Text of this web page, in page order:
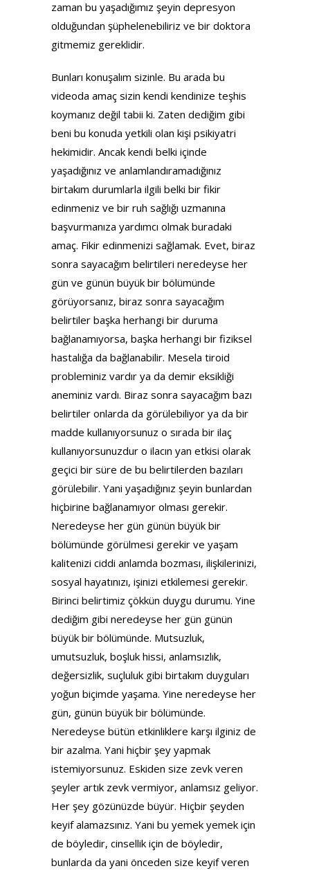
zaman bu yaşadığımız şeyin depresyon
olduğundan şüphelenebiliriz ve bir doktora
gitmemiz gereklidir.
Bunları konuşalım sizinle. Bu arada bu
videoda amaç sizin kendi kendinize teşhis
koymanız değil tabii ki. Zaten dediğim gibi
beni bu konuda yetkili olan kişi psikiyatri
hekimidir. Ancak kendi belki içinde
yaşadığınız ve anlamlandıramadığınız
birtakım durumlarla ilgili belki bir fikir
edinmeniz ve bir ruh sağlığı uzmanına
başvurmanıza yardımcı olmak buradaki
amaç. Fikir edinmenizi sağlamak. Evet, biraz
sonra sayacağım belirtileri neredeyse her
gün ve günün büyük bir bölümünde
görüyorsanız, biraz sonra sayacağım
belirtiler başka herhangi bir duruma
bağlanamıyorsa, başka herhangi bir fiziksel
hastalığa da bağlanabilir. Mesela tiroid
probleminiz vardır ya da demir eksikliği
aneminiz vardı. Biraz sonra sayacağım bazı
belirtiler onlarda da görülebiliyor ya da bir
madde kullanıyorsunuz o sırada bir ilaç
kullanıyorsunuzdur o ilacın yan etkisi olarak
geçici bir süre de bu belirtilerden bazıları
görülebilir. Yani yaşadığınız şeyin bunlardan
hiçbirine bağlanamıyor olması gerekir.
Neredeyse her gün günün büyük bir
bölümünde görülmesi gerekir ve yaşam
kalitenizi ciddi anlamda bozması, ilişkilerinizi,
sosyal hayatınızı, işinizi etkilemesi gerekir.
Birinci belirtimiz çökkün duygu durumu. Yine
dediğim gibi neredeyse her gün günün
büyük bir bölümünde. Mutsuzluk,
umutsuzluk, boşluk hissi, anlamsızlık,
değersizlik, suçluluk gibi birtakım duyguları
yoğun biçimde yaşama. Yine neredeyse her
gün, günün büyük bir bölümünde.
Neredeyse bütün etkinliklere karşı ilginiz de
bir azalma. Yani hiçbir şey yapmak
istemiyorsunuz. Eskiden size zevk veren
şeyler artık zevk vermiyor, anlamsız geliyor.
Her şey gözünüzde büyür. Hiçbir şeyden
keyif alamazsınız. Yani bu yemek yemek için
de böyledir, cinsellik için de böyledir,
bunlarda da yani önceden size keyif veren